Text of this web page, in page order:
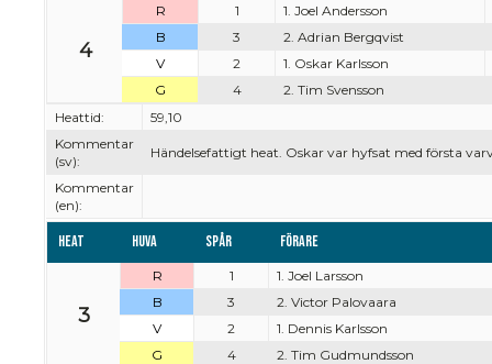
4
R 1
1. Joel Andersson
B
3
2. Adrian Bergqvist
V
2
1. Oskar Karlsson
G
4
2. Tim Svensson
Heattid:
59,10
Kommentar
(sv):
Händelsefattigt heat. Oskar var hyfsat med första
Kommentar
(en):
Heat Huva Spår Förare
3
R 1
1. Joel Larsson
B
3
2. Victor Palovaara
V
2
1. Dennis Karlsson
G
4
2. Tim Gudmundsson